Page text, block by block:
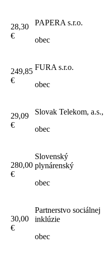
28,30
€
PAPERA s.r.o.
obec
249,85
€
FURA s.r.o.
obec
29,09
€
Slovak Telekom, a.s.,
obec
280,00
€
Slovenský
plynárenský
obec
30,00
€
Partnerstvo sociálnej
inklúzie
obec